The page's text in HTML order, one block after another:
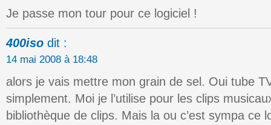
Je passe mon tour pour ce logiciel !
400iso dit :
14 mai 2008 à 18:48
alors je vais mettre mon grain de sel. Oui tube
simplement. Moi je l’utilise pour les clips
bibliothèque de clips. Mais la ou c’est sympa ce